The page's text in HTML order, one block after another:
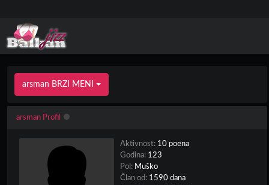
arsman BRZI MENI
arsman Profil
Aktivnost: 10 poena
Godina: 123
Pol: Muško
Član od: 1590 dana